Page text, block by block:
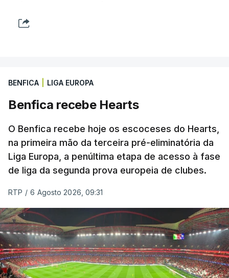
BENFICA LIGA EUROPA
Benfica recebe Hearts
O Benfica recebe hoje os escoceses do Hearts,
na primeira mão da terceira pré-eliminatória da
Liga Europa, a penúltima etapa de acesso à fase
de liga da segunda prova europeia de clubes.
RTP / 6 Agosto 2026, 09:31